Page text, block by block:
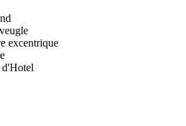
excentrique